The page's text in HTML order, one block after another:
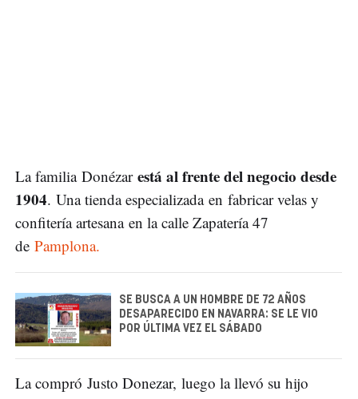
La familia Donézarestá al frente del negocio desde
1904. Una tienda especializada en fabricar velas y
confitería artesana en la calle Zapatería 47
de Pamplona.
SE BUSCA A UN HOMBRE DE 72 AÑOS
DESAPARECIDO EN NAVARRA: SE LE VIO
POR ÚLTIMA VEZ EL SÁBADO
La compró Justo Donezar, luego la llevó su hijo